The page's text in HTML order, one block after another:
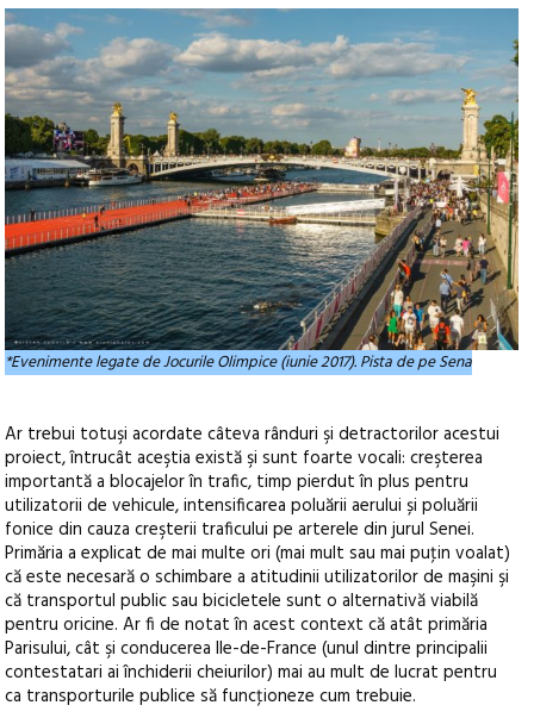
*Evenimente legate de Jocurile Olimpice (iunie 2017). Pista de pe Sena
Ar trebui totuşi acordate câteva rânduri şi detractorilor acestui
proiect, întrucât aceştia există şi sunt foarte vocali: creşterea
importantă a blocajelor în trafic, timp pierdut în plus pentru
utilizatorii de vehicule, intensificarea poluării aerului și poluării
fonice din cauza creşterii traficului pe arterele din jurul Senei.
Primăria a explicat de mai multe ori (mai mult sau mai puţin voalat)
că este necesară o schimbare a atitudinii utilizatorilor de maşini şi
că transportul public sau bicicletele sunt o alternativă viabilă
pentru oricine. Ar fi de notat în acest context că atât primăria
Parisului, cât şi conducerea Ile-de-France (unul dintre principalii
contestatari ai închiderii cheiurilor) mai au mult de lucrat pentru
ca transporturile publice să funcţioneze cum trebuie.